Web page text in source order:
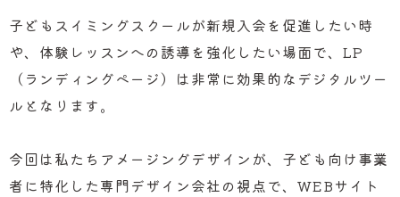
子どもスイミングスクールが新規入会を促進したい時
や、体験レッスンへの誘導を強化したい場面で、LP
（ランディングページ）は非常に効果的なデジタルツー
ルとなります。
今回は私たちアメージングデザインが、子ども向け事業
者に特化した専門デザイン会社の視点で、WEBサイト